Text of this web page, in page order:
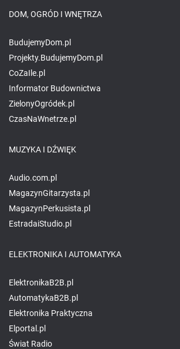
DOM, OGRÓD I WNĘTRZA
BudujemyDom.pl
Projekty.BudujemyDom.pl
CoZaIle.pl
Informator Budownictwa
ZielonyOgródek.pl
CzasNaWnetrze.pl
MUZYKA I DŹWIĘK
Audio.com.pl
MagazynGitarzysta.pl
MagazynPerkusista.pl
EstradaiStudio.pl
ELEKTRONIKA I AUTOMATYKA
ElektronikaB2B.pl
AutomatykaB2B.pl
Elektronika Praktyczna
Elportal.pl
Świat Radio